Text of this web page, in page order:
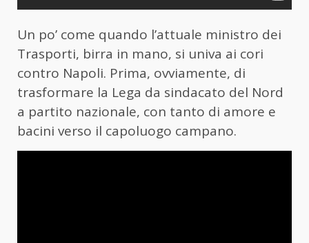
Un po’ come quando l’attuale ministro dei
Trasporti, birra in mano, si univa ai cori
contro Napoli. Prima, ovviamente, di
trasformare la Lega da sindacato del Nord
a partito nazionale, con tanto di amore e
bacini verso il capoluogo campano.